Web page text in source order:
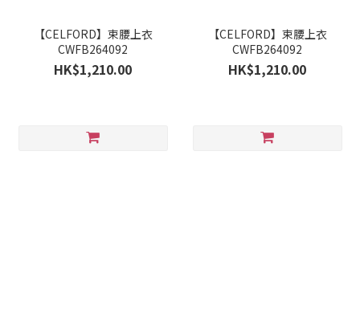
【CELFORD】束腰上衣
CWFB264092
HK$1,210.00
【CELFORD】束腰上衣
CWFB264092
HK$1,210.00